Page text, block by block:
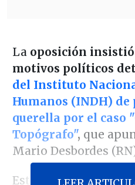
Laoposición insistió
motivos políticos
del Instituto
Humanos (INDH)
querella por el caso
Topógrafo", que
Mario Desbordes
Esta acción, según el